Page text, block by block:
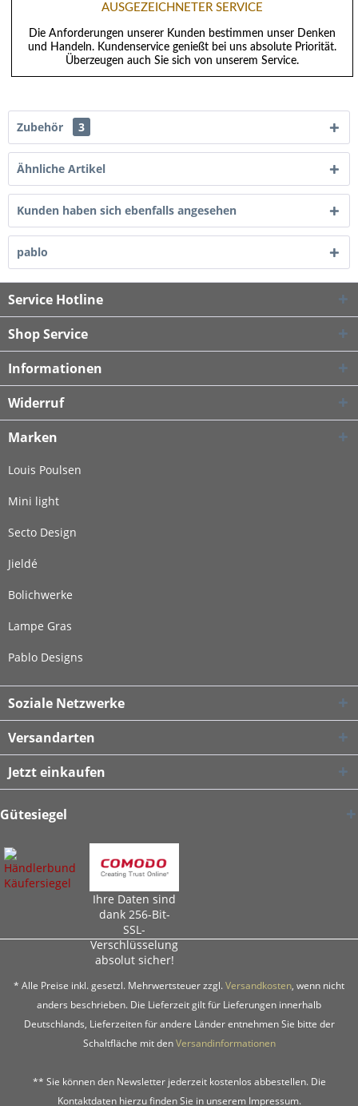
AUSGEZEICHNETER SERVICE
Die Anforderungen unserer Kunden bestimmen unser Denken
und Handeln. Kundenservice genießt bei uns absolute Priorität.
Überzeugen auch Sie sich von unserem Service.
Zubehör 3
Ähnliche Artikel
Kunden haben sich ebenfalls angesehen
pablo
Service Hotline
Shop Service
Informationen
Widerruf
Marken
Louis Poulsen
Mini light
Secto Design
Jieldé
Bolichwerke
Lampe Gras
Pablo Designs
Soziale Netzwerke
Versandarten
Jetzt einkaufen
Gütesiegel
Ihre Daten sind
dank 256-Bit-
SSL-
Verschlüsselung
absolut sicher!
* Alle Preise inkl. gesetzl. Mehrwertsteuer zzgl.Versandkosten, wenn nicht
anders beschrieben. Die Lieferzeit gilt für Lieferungen innerhalb
Deutschlands, Lieferzeiten für andere Länder entnehmen Sie bitte der
Schaltfläche mit denVersandinformationen
** Sie können den Newsletter jederzeit kostenlos abbestellen. Die
Kontaktdaten hierzu finden Sie in unserem Impressum.